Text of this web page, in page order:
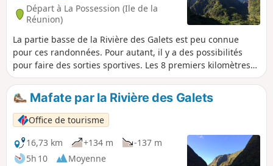
Départ à La Possession (Ile de la
Réunion)
La partie basse de la Rivière des Galets est peu connue
pour ces randonnées. Pour autant, il y a des possibilités
pour faire des sorties sportives. Les 8 premiers kilomètres
de cette sortie sont plats et servent de mise en jambes
avant d'attaquer la rude montée vers Dos d’Âne, qui offre
des points de vue sympa sur la Rivière des Galets. La
descente par le haut du rempart est plus douce que la
montée et permet de rejoindre tranquillement la voiture.
Voir & infos pratiques.
Mafate par la Rivière des Galets
Office de tourisme
16,73 km
+134 m
-137 m
5h 10
Moyenne